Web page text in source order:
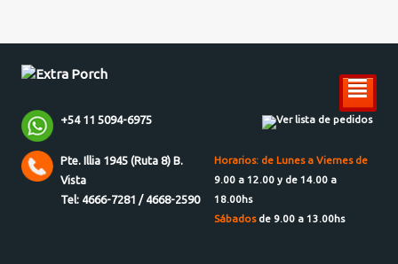
²
+54 11 5094-6975 Ver lista de pedidos
Pte. Illia 1945 (Ruta 8) B.
Vista
Tel: 4666-7281 / 4668-2590
Horarios: de Lunes a Viernes de
9.00 a 12.00 y de 14.00 a
18.00hs
Sábadosde 9.00 a 13.00hs